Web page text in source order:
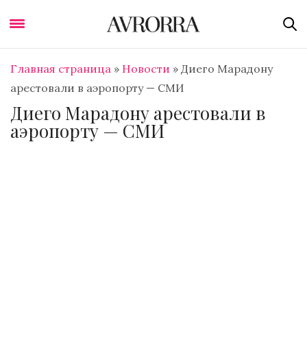
Главная страница » Новости » Диего Марадону
арестовали в аэропорту — СМИ
Диего Марадону арестовали в
аэропорту — СМИ